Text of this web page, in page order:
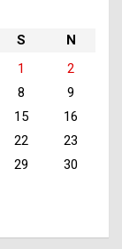
S
N
1
2
8
9
15
16
22
23
29
30